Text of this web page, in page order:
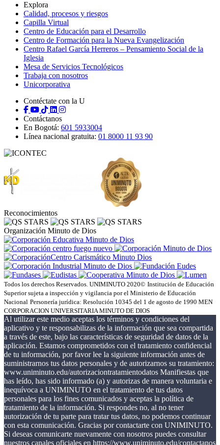
Explora
Calidad, procesos y riesgos
Capilla Virtual
Centro de Educación para el Desarrollo
Centro de Formación para la Nueva Evangelización
Centro Rafael García Herreros – Pensamiento Social de la
Iglesia
Mesa de Servicios Tecnológicos
Trabaja con nosotros
Unicorporativa
Contéctate con la U
Contáctanos
En Bogotá: 601 5933004
Línea nacional gratuita: 01 8000 11 93 90
Reconocimientos
Organización Minuto de Dios
Todos los derechos Reservados. UNIMINUTO 2020© Institución de Educación
Superior sujeta a inspección y vigilancia por el Ministerio de Educación
Nacional Personería jurídica: Resolución 10345 del 1 de agosto de 1990 MEN
CORPORACION UNIVERSITARIA MINUTO DE DIOS
Al utilizar este medio aceptas los términos y condiciones del
aplicativo y te responsabilizas de la información que sea compartida
a través de este, bajo las características de seguridad de datos de la
aplicación. Estamos comprometidos con el tratamiento confidencial
de tu información, por favor lee la siguiente información antes de
suministrarnos tus datos personales y de autorizarnos su tratamiento:
www.uniminuto.edu/autorizaciontratamientodatos Manifiestas que
has leído, has sido informado (a) y autorizas de manera voluntaria e
inequívoca a UNIMINUTO en el tratamiento de tus datos
personales para los fines comunicados y aceptas la política de
tratamiento de la información. Si respondes no, al no tener
autorización de tu parte para tratar tus datos, no podemos continuar
con esta comunicación. Gracias por contactarte con UNIMINUTO.
Si deseas comunicarte nuevamente con nosotros puedes consultar
nuestros canales oficiales en https://www.uniminuto.edu/contactanos